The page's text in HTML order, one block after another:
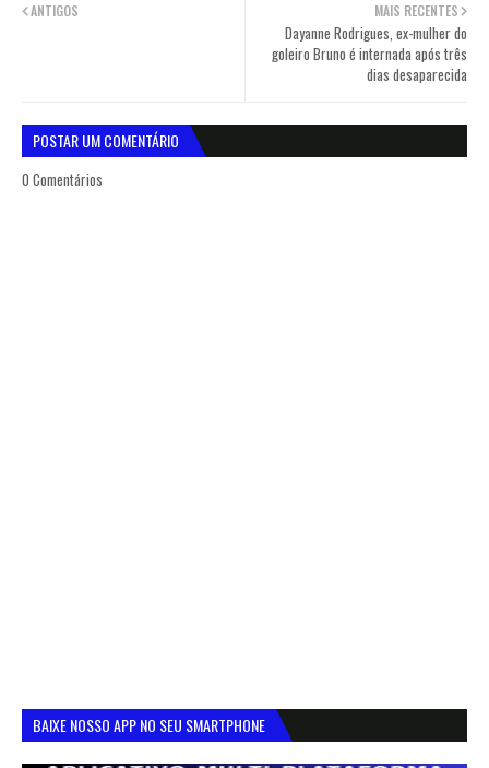
MAIS RECENTES
Dayanne Rodrigues, ex-mulher do
goleiro Bruno é internada após três
dias desaparecida
ANTIGOS
POSTAR UM COMENTÁRIO
0 Comentários
BAIXE NOSSO APP NO SEU SMARTPHONE